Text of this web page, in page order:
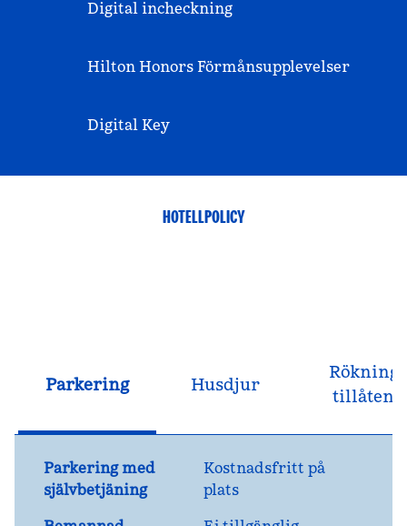
Digital incheckning
Hilton Honors Förmånsupplevelser
Digital Key
HOTELLPOLICY
Parkering Husdjur
Rökning
tillåten
Parkering med
självbetjäning
Kostnadsfritt på
plats